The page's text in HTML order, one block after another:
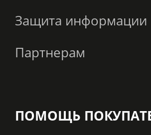
Защита информации
Партнерам
ПОМОЩЬ